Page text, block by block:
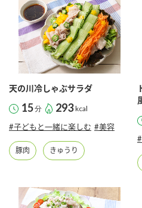
天の川冷しゃぶサラダ
15分 293 kcal
#子どもと一緒に楽しむ #美容
豚肉 きゅうり